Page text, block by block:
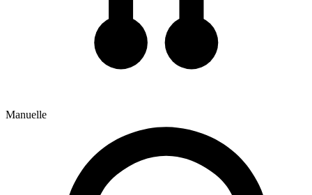
Manuelle